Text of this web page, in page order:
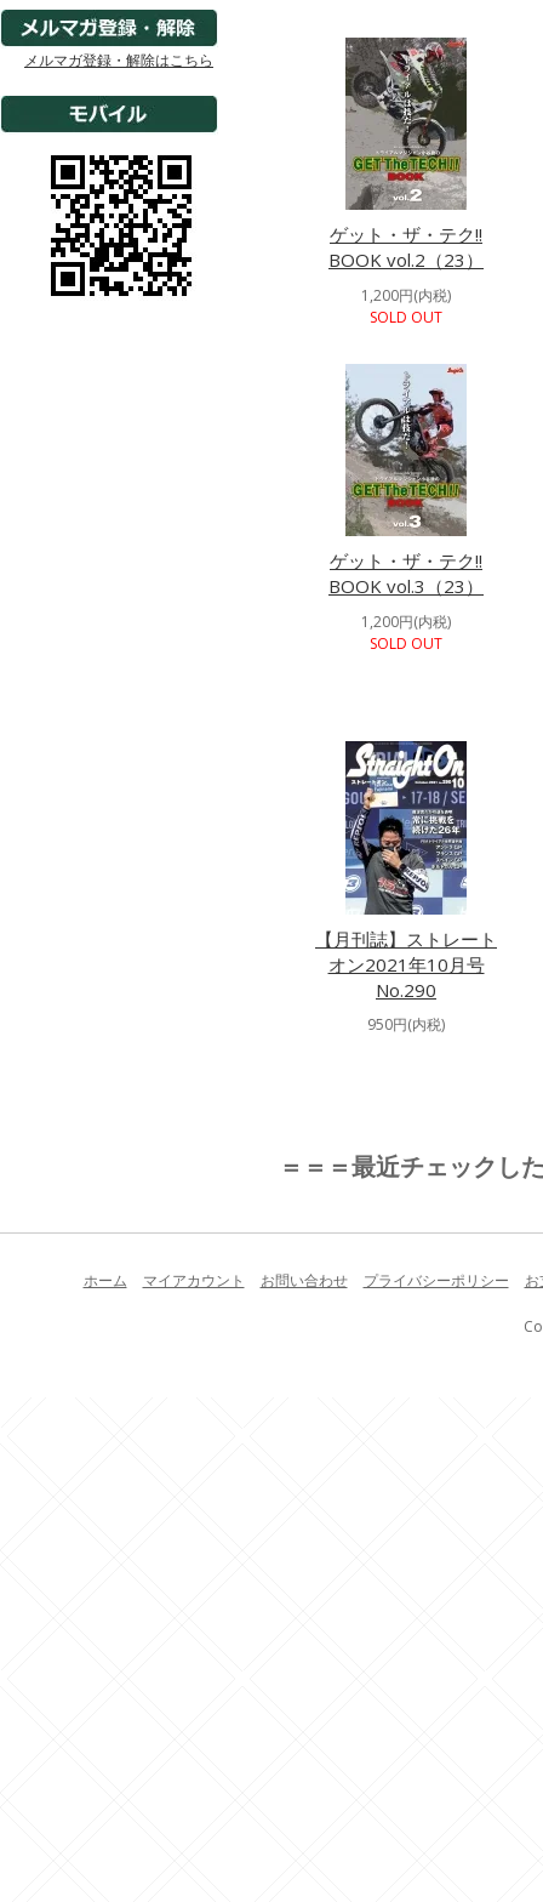
ゲット・ザ・テク!!
BOOK vol.2（23）
1,200円(内税)
SOLD OUT
ゲット・ザ・テク!!
BOOK vol.3（23）
1,200円(内税)
SOLD OUT
【月刊誌】ストレート
オン2021年10月号
No.290
950円(内税)
＝＝＝最近チェックし
メルマガ登録・解除はこちら
ホーム マイアカウント お問い合わせ プライバシーポリシー